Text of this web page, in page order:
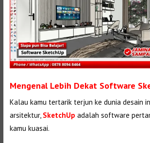
Mengenal Lebih Dekat Software
Kalau kamu tertarik terjun ke dunia desain
arsitektur, SketchUp adalah software
kamu kuasai.